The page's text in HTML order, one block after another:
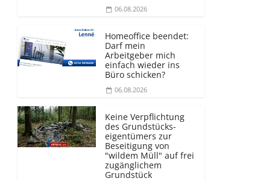
06.08.2026
Homeoffice beendet:
Darf mein
Arbeitgeber mich
einfach wieder ins
Büro schicken?
06.08.2026
Keine Verpflichtung
des Grundstücks­
eigentümers zur
Beseitigung von
"wildem Müll" auf frei
zugänglichem
Grundstück